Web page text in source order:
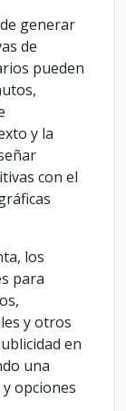
generar
de
pueden
y la
con el
los
para
y otros
en
una
opciones